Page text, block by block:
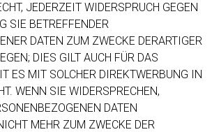
JEDERZEIT WIDERSPRUCH GEGEN
SIE BETREFFENDER
DATEN ZUM ZWECKE DERARTIGER
DIES GILT AUCH FÜR DAS
ES MIT SOLCHER DIREKTWERBUNG IN
WENN SIE WIDERSPRECHEN,
DATEN
MEHR ZUM ZWECKE DER